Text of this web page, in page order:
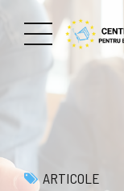
ARTICOLE